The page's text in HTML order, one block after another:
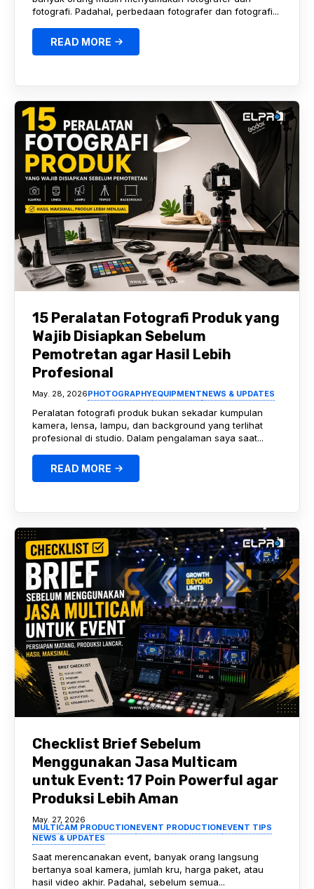
fotografi. Padahal, perbedaan fotografer dan fotografi...
READ MORE
15 Peralatan Fotografi Produk yang
Wajib Disiapkan Sebelum
Pemotretan agar Hasil Lebih
Profesional
May. 28, 2026PHOTOGRAPHYEQUIPMENTNEWS & UPDATES
Peralatan fotografi produk bukan sekadar kumpulan
kamera, lensa, lampu, dan background yang terlihat
profesional di studio. Dalam pengalaman saya saat...
READ MORE
Checklist Brief Sebelum
Menggunakan Jasa Multicam
untuk Event: 17 Poin Powerful agar
Produksi Lebih Aman
May. 27, 2026
MULTICAM PRODUCTIONEVENT PRODUCTIONEVENT TIPS
NEWS & UPDATES
Saat merencanakan event, banyak orang langsung
bertanya soal kamera, jumlah kru, harga paket, atau
hasil video akhir. Padahal, sebelum semua...